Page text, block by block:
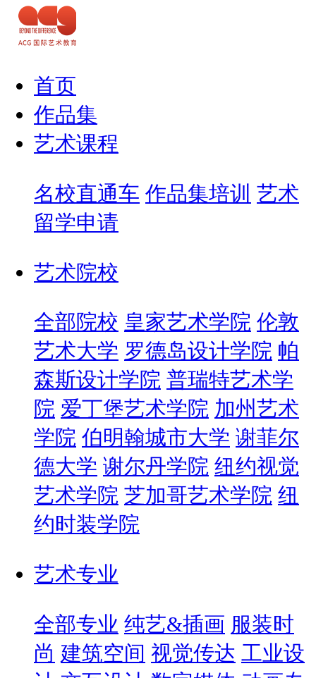
首页
作品集
艺术课程
名校直通车 作品集培训 艺术
留学申请
艺术院校
全部院校 皇家艺术学院 伦敦
艺术大学 罗德岛设计学院 帕
森斯设计学院 普瑞特艺术学
院 爱丁堡艺术学院 加州艺术
学院 伯明翰城市大学 谢菲尔
德大学 谢尔丹学院 纽约视觉
艺术学院 芝加哥艺术学院 纽
约时装学院
艺术专业
全部专业 纯艺&插画 服装时
尚 建筑空间 视觉传达 工业设